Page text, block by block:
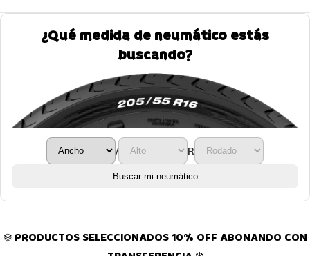
¿Qué medida de neumático estás
buscando?
/ R
Buscar mi neumático
❄️ PRODUCTOS SELECCIONADOS 10% OFF ABONANDO CON